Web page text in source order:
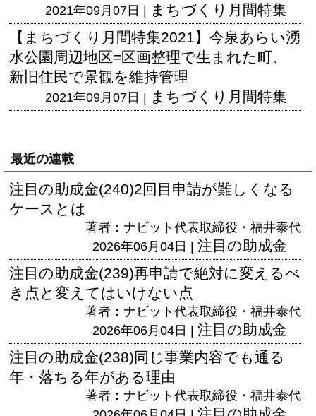
2021年09月07日 | まちづくり月間特集
【まちづくり月間特集2021】今泉あらい湧
水公園周辺地区=区画整理で生まれた町、
新旧住民で景観を維持管理
2021年09月07日 | まちづくり月間特集
最近の連載
注目の助成金(240)2回目申請が難しくなる
ケースとは
著者：ナビット代表取締役・福井泰代
2026年06月04日 | 注目の助成金
注目の助成金(239)再申請で絶対に変えるべ
き点と変えてはいけない点
著者：ナビット代表取締役・福井泰代
2026年06月04日 | 注目の助成金
注目の助成金(238)同じ事業内容でも通る
年・落ちる年がある理由
著者：ナビット代表取締役・福井泰代